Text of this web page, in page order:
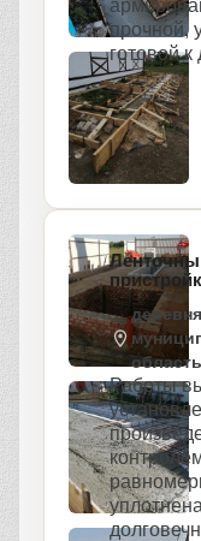
прочной,
готовой к
область
Работы